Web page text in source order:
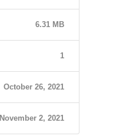
6.31 MB
1
October 26, 2021
November 2, 2021